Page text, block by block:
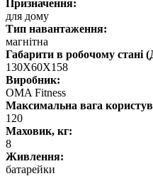
Призначення:
для дому
Тип навантаження:
магнітна
Габарити в робочому
130Х60Х158
Виробник:
OMA Fitness
Максимальна вага
120
Маховик, кг:
8
Живлення:
батарейки